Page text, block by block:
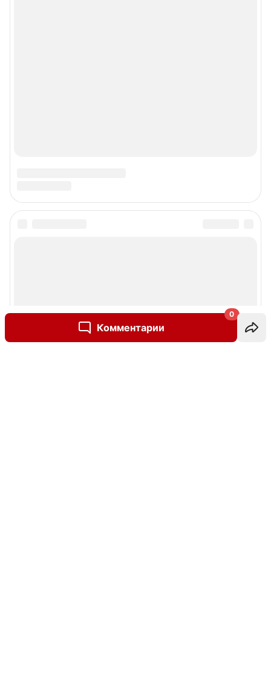
Комментарии
0